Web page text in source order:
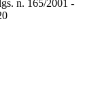
n. 165/2001 -